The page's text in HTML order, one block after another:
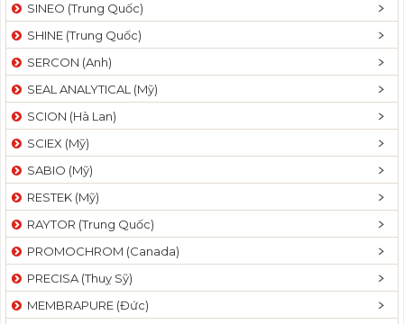
SINEO (Trung Quốc)
SHINE (Trung Quốc)
SERCON (Anh)
SEAL ANALYTICAL (Mỹ)
SCION (Hà Lan)
SCIEX (Mỹ)
SABIO (Mỹ)
RESTEK (Mỹ)
RAYTOR (Trung Quốc)
PROMOCHROM (Canada)
PRECISA (Thuỵ Sỹ)
MEMBRAPURE (Đức)